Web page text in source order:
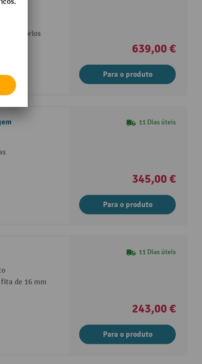
acessórios
639,00 €
Para o produto
11 Dias úteis
345,00 €
Para o produto
de 16 mm
11 Dias úteis
243,00 €
Para o produto